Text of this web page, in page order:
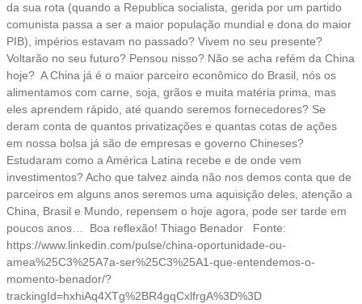
da sua rota (quando a Republica socialista, gerida por um partido
comunista passa a ser a maior população mundial e dona do maior
PIB), impérios estavam no passado? Vivem no seu presente?
Voltarão no seu futuro? Pensou nisso? Não se acha refém da China
hoje? A China já é o maior parceiro econômico do Brasil, nós os
alimentamos com carne, soja, grãos e muita matéria prima, mas
eles aprendem rápido, até quando seremos fornecedores? Se
deram conta de quantos privatizações e quantas cotas de ações
em nossa bolsa já são de empresas e governo Chineses?
Estudaram como a América Latina recebe e de onde vem
investimentos? Acho que talvez ainda não nos demos conta que de
parceiros em alguns anos seremos uma aquisição deles, atenção a
China, Brasil e Mundo, repensem o hoje agora, pode ser tarde em
poucos anos… Boa reflexão! Thiago Benador Fonte:
https://www.linkedin.com/pulse/china-oportunidade-ou-
amea%25C3%25A7a-ser%25C3%25A1-que-entendemos-o-
momento-benador/?
trackingId=hxhiAq4XTg%2BR4gqCxlfrgA%3D%3D